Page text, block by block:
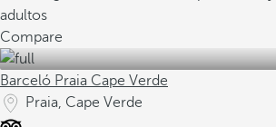
adultos
Compare
Barceló Praia Cape Verde
Praia, Cape Verde